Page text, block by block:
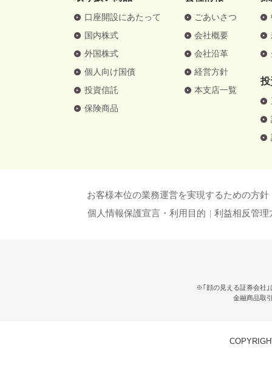
口座開設にあたって
国内株式
外国株式
個人向け国債
投資信託
保険商品
ごあいさつ
会社概要
会社沿革
経営方針
本支店一覧
お客様本位の業務運営を実現するための方針
個人情報保護宣言・利用目的
利益相反管理
※｢顔の見える証券会社｣
金融商品取